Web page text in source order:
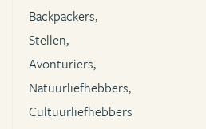
Backpackers,
Stellen,
Avonturiers,
Natuurliefhebbers,
Cultuurliefhebbers